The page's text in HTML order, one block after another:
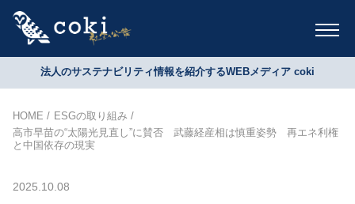
法人のサステナビリティ情報を紹介するWEBメディア coki
HOME
ESGの取り組み
高市早苗の“太陽光見直し”に賛否 武藤経産相は慎重姿勢 再エネ利権
と中国依存の現実
2025.10.08